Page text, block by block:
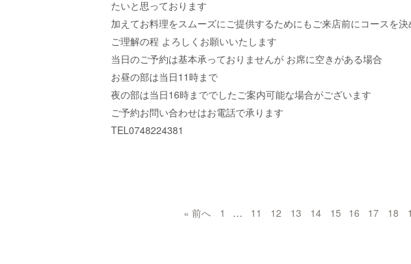
たいと思っております
加えてお料理をスムーズにご提供するためにもご来店前にコースを
ご理解の程 よろしくお願いいたします
当日のご予約は基本承っておりませんが お席に空きがある場合
お昼の部は当日11時まで
夜の部は当日16時まででしたご案内可能な場合がございます
ご予約お問い合わせはお電話で承ります
TEL0748224381
« 前へ 1 … 11 12 13 14 15 16 17 18